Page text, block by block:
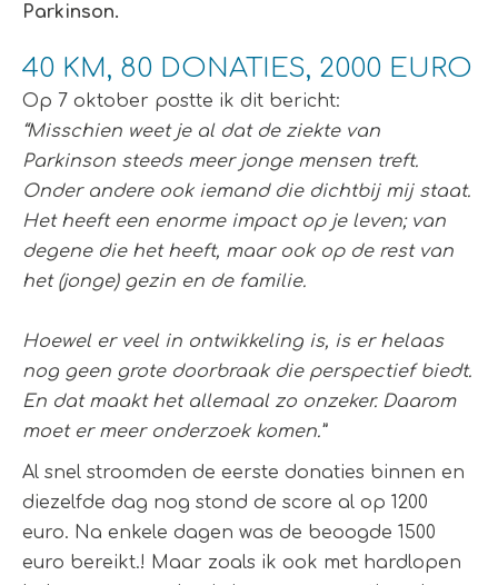
Parkinson.
40 KM, 80 DONATIES, 2000 EURO
Op 7 oktober postte ik dit bericht:
“Misschien weet je al dat de ziekte van
Parkinson steeds meer jonge mensen treft.
Onder andere ook iemand die dichtbij mij staat.
Het heeft een enorme impact op je leven; van
degene die het heeft, maar ook op de rest van
het (jonge) gezin en de familie.
Hoewel er veel in ontwikkeling is, is er helaas
nog geen grote doorbraak die perspectief biedt.
En dat maakt het allemaal zo onzeker. Daarom
moet er meer onderzoek komen.”
Al snel stroomden de eerste donaties binnen en
diezelfde dag nog stond de score al op 1200
euro. Na enkele dagen was de beoogde 1500
euro bereikt.! Maar zoals ik ook met hardlopen